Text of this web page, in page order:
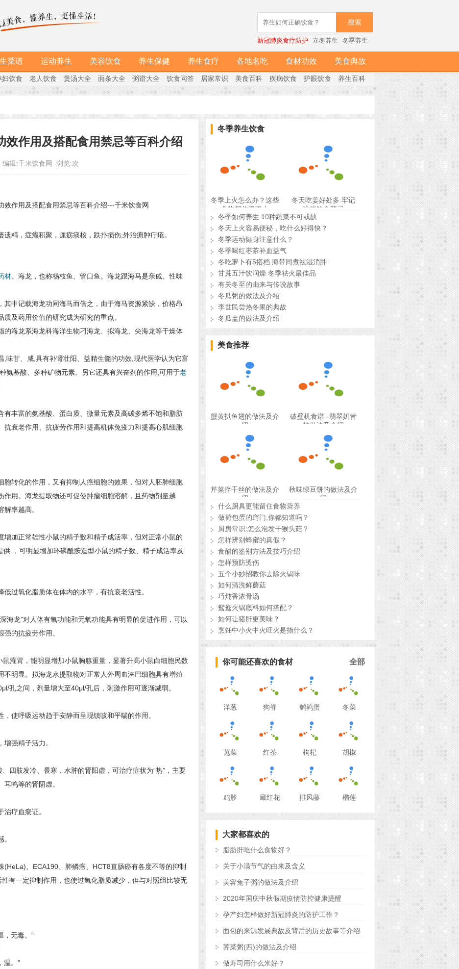
搜索
新冠肺炎食疗防护 立冬养生 冬季养生
菜谱 运动养生 美容饮食 养生保健 养生食疗 各地名吃 食材功效 美食典故
妇饮食 老人饮食 煲汤大全 面条大全 粥谱大全 饮食问答 居家常识 美食百科 疾病饮食 护眼饮食 养生百科
效作用及搭配食用禁忌等百科介绍
编辑:千米饮食网 浏览:次
精，症瘕积聚，瘰疬痰核，跌扑损伤;外治痈肿疔疮。
材。海龙，也称杨枝鱼、管口鱼。海龙跟海马是亲戚。性味
中记载海龙功同海马而倍之，由于海马资源紧缺，价格昂
及药用价值的研究成为研究的重点。
海龙系海龙科海洋生物刁海龙、拟海龙、尖海龙等干燥体
甘、咸,具有补肾壮阳、益精生髓的功效,现代医学认为它富
氨基酸、多种矿物元素。另它还具有兴奋剂的作用,可用于老
丰富的氨基酸、蛋白质、微量元素及高碳多烯不饱和脂肪
抗衰老作用、抗疲劳作用和提高机体免疫力和提高心肌细胞
转化的作用，又有抑制人癌细胞的效果，但对人胚肺细胞
作用。海龙提取物还可促使肿瘤细胞溶解，且药物剂量越
率越高。
加正常雄性小鼠的精子数和精子成活率，但对正常小鼠的
.，可明显增加环磷酰胺造型小鼠的精子数、精子成活率及
过氧化脂质体在体内的水平，有抗衰老活性。
龙”对人体有氧功能和无氧功能具有明显的促进作用，可以
的抗疲劳作用。
胃，能明显增加小鼠胸腺重量，显著升高小鼠白细胞民数
不明显。拟海龙水提取物对正常人外周血淋巴细胞具有增殖
孔之间，剂量增大至40μl/孔后，刺激作用可逐渐减弱。
使呼吸运动趋于安静而呈现镇咳和平喘的作用。
强精子活力。
四肢发冷、畏寒，水肿的肾阳虚，可治疗症状为“热”，主要
鸣等的肾阴虚。
疗血瘀证。
、ECA190、肺鳞癌、HCT8直肠癌有各度不等的抑制
有一定抑制作用，也使过氧化脂质减少，但与对照组比较无
无毒。"
温。"
冬季养生饮食
冬季上火怎么办？这些
食物帮你降降火
冬天吃姜好处多 牢记
这些饮食禁忌
冬季如何养生 10种蔬菜不可或缺
冬天上火容易便秘，吃什么好得快？
冬季运动健身注意什么？
冬季喝红枣茶补血益气
冬吃萝卜有5搭档 海带同煮祛湿消肿
甘蔗五汁饮润燥 冬季祛火最佳品
有关冬至的由来与传说故事
冬瓜粥的做法及介绍
李世民尝热冬果的典故
冬瓜盅的做法及介绍
美食推荐
蟹黄扒鱼翅的做法及介
绍
破壁机食谱--翡翠奶昔
的做法及介绍
芹菜拌干丝的做法及介
绍
秋味绿豆饼的做法及介
绍
什么厨具更能留住食物营养
做荷包蛋的窍门,你都知道吗？
厨房常识:怎么泡发干猴头菇？
怎样辨别蜂蜜的真假？
食醋的鉴别方法及技巧介绍
怎样预防烫伤
五个小妙招教你去除火锅味
如何清洗鲜蘑菇
巧炖香浓骨汤
鸳鸯火锅底料如何搭配？
如何让猪肝更美味？
烹饪中小火中火旺火是指什么？
全部
你可能还喜欢的食材
洋葱 狗脊 鹌鹑蛋 冬菜
苋菜 红茶 枸杞 胡椒
鸡胗 藏红花 排风藤 榴莲
大家都喜欢的
脂肪肝吃什么食物好？
关于小满节气的由来及含义
美容兔子粥的做法及介绍
2020年国庆中秋假期疫情防控健康提醒
孕产妇怎样做好新冠肺炎的防护工作？
面包的来源发展典故及背后的历史故事等介绍
荠菜粥(四)的做法及介绍
做寿司用什么米好？